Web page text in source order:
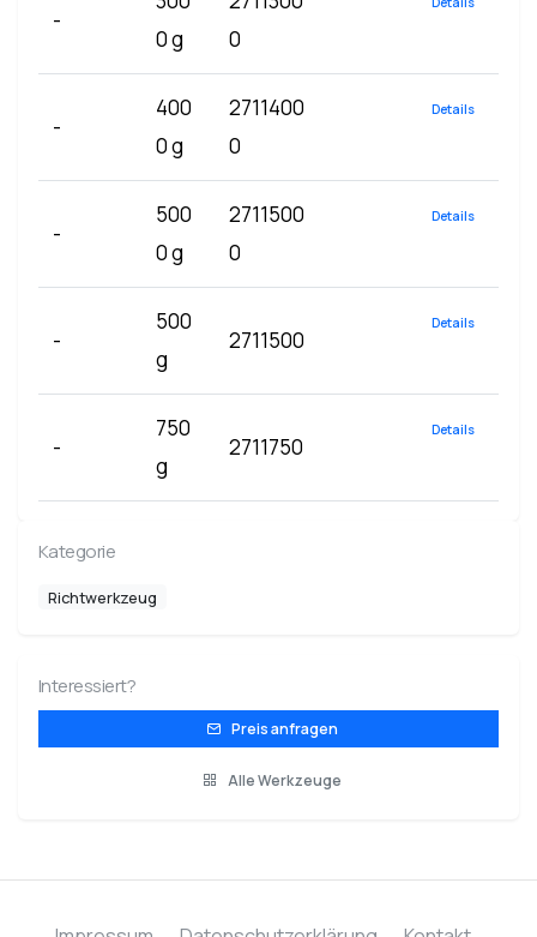
-
0 g
0
-
400
0 g
2711400
0
Details
-
500
0 g
2711500
0
Details
-
500
g
2711500
Details
-
750
g
2711750
Details
Kategorie
Richtwerkzeug
Interessiert?
Preis anfragen
Alle Werkzeuge